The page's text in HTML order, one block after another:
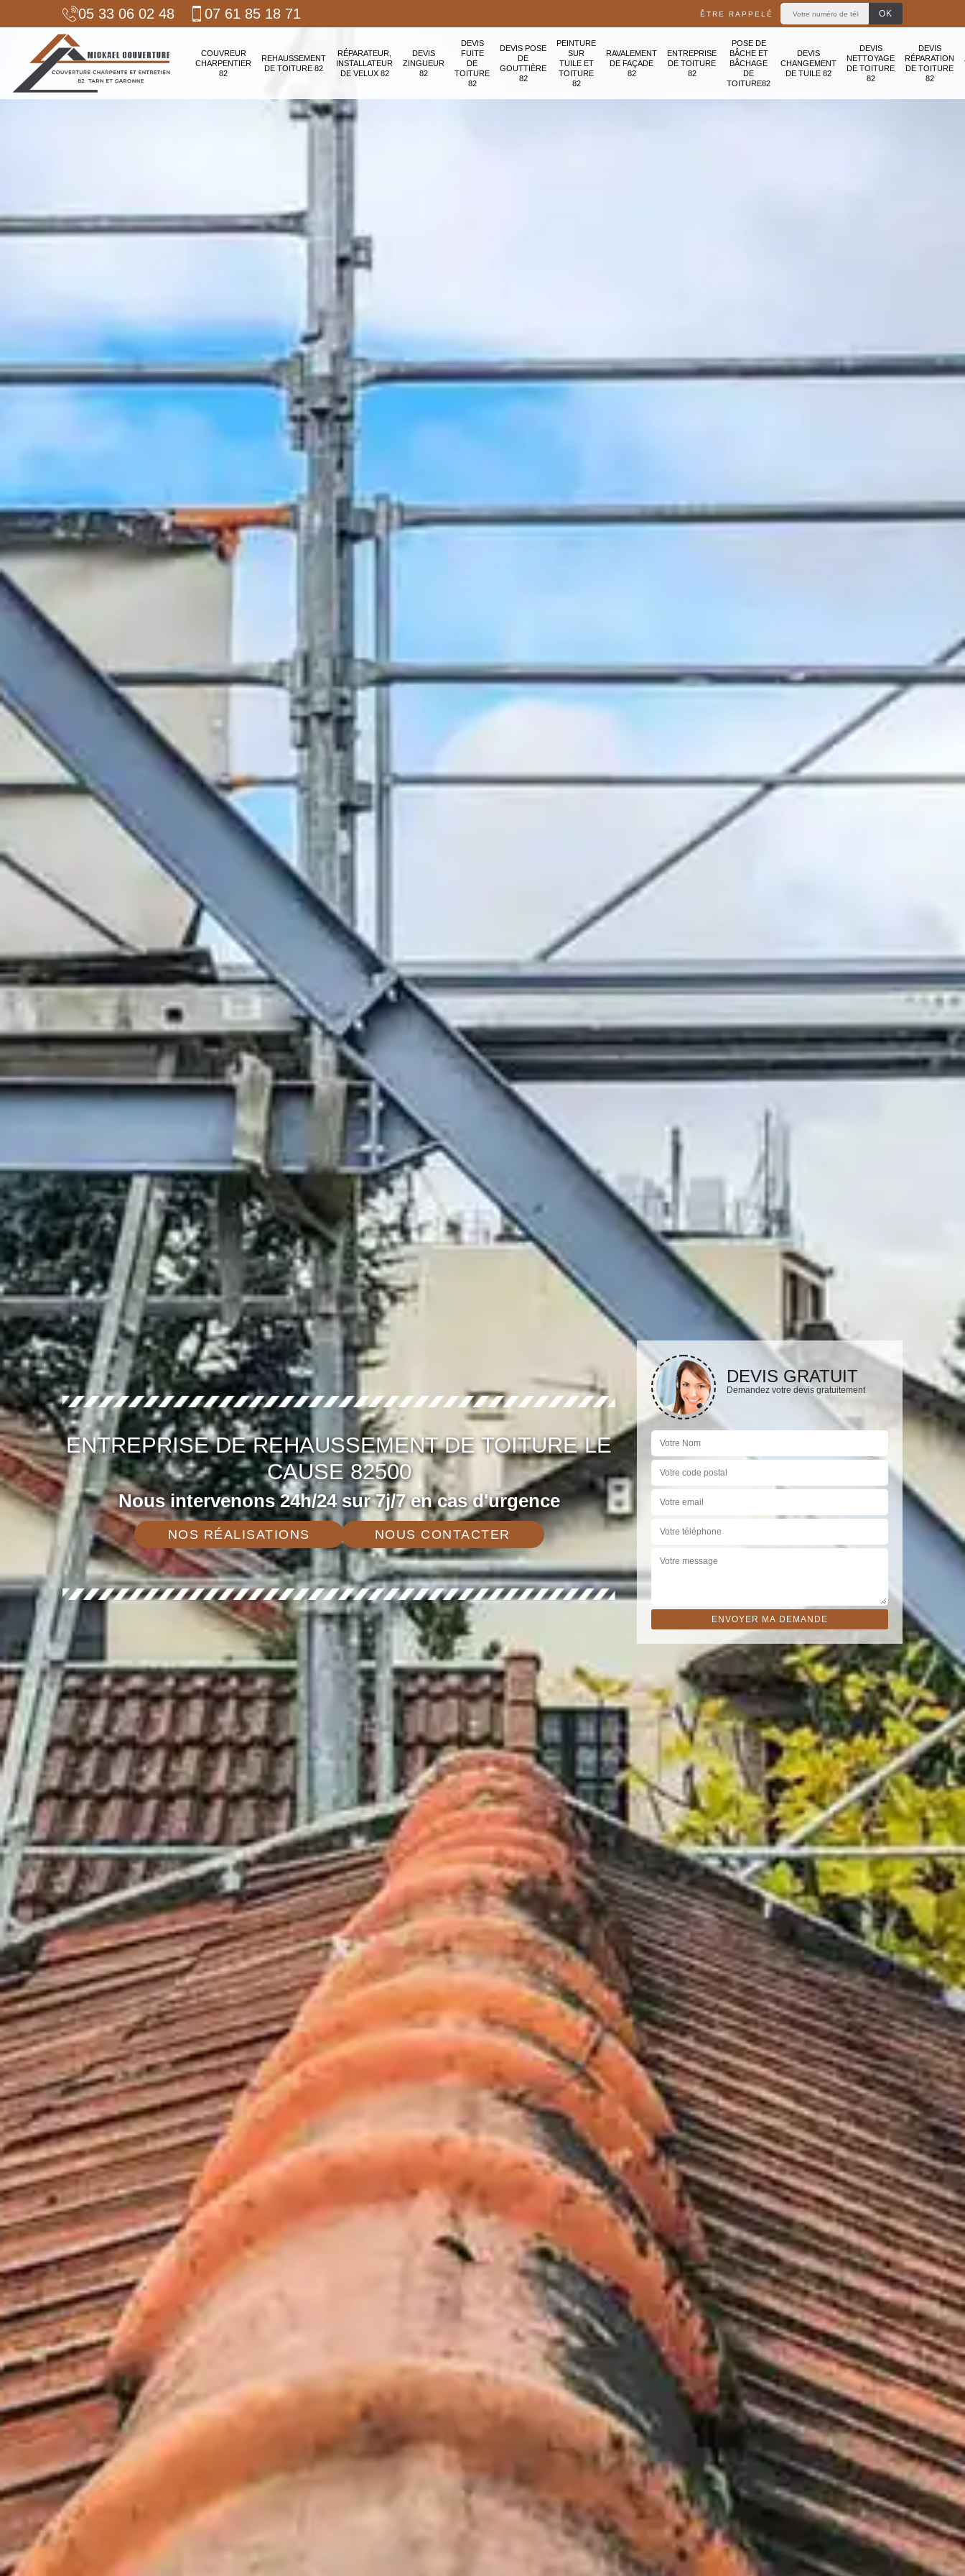
05 33 06 02 48 07 61 85 18 71 ÊTRE RAPPELÉ
COUVREUR
CHARPENTIER
82
REHAUSSEMENT
DE TOITURE 82
RÉPARATEUR,
INSTALLATEUR
DE VELUX 82
DEVIS
ZINGUEUR
82
DEVIS
FUITE
DE
TOITURE
82
DEVIS POSE
DE
GOUTTIÈRE
82
PEINTURE
SUR
TUILE ET
TOITURE
82
RAVALEMENT
DE FAÇADE
82
ENTREPRISE
DE TOITURE
82
POSE DE
BÂCHE ET
BÂCHAGE
DE
TOITURE82
DEVIS
CHANGEMENT
DE TUILE 82
DEVIS
NETTOYAGE
DE TOITURE
82
DEVIS
RÉPARATION
DE TOITURE
82
ENTREPRISE DE REHAUSSEMENT DE TOITURE LE
CAUSE 82500
Nous intervenons 24h/24 sur 7j/7 en cas d'urgence
NOS RÉALISATIONS NOUS CONTACTER
DEVIS GRATUIT
Demandez votre devis gratuitement